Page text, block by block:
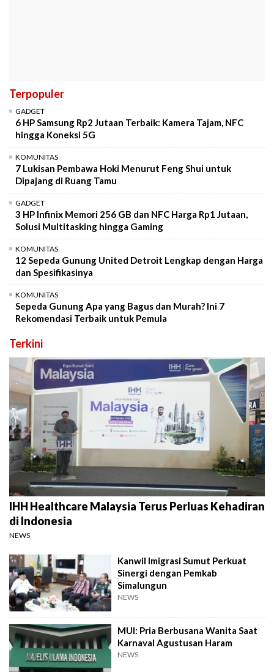
Terpopuler
GADGET
6 HP Samsung Rp2 Jutaan Terbaik: Kamera Tajam, NFC
hingga Koneksi 5G
KOMUNITAS
7 Lukisan Pembawa Hoki Menurut Feng Shui untuk
Dipajang di Ruang Tamu
GADGET
3 HP Infinix Memori 256 GB dan NFC Harga Rp1 Jutaan,
Solusi Multitasking hingga Gaming
KOMUNITAS
12 Sepeda Gunung United Detroit Lengkap dengan Harga
dan Spesifikasinya
KOMUNITAS
Sepeda Gunung Apa yang Bagus dan Murah? Ini 7
Rekomendasi Terbaik untuk Pemula
Terkini
IHH Healthcare Malaysia Terus Perluas Kehadiran
di Indonesia
NEWS
Kanwil Imigrasi Sumut Perkuat
Sinergi dengan Pemkab
Simalungun
NEWS
MUI: Pria Berbusana Wanita Saat
Karnaval Agustusan Haram
NEWS